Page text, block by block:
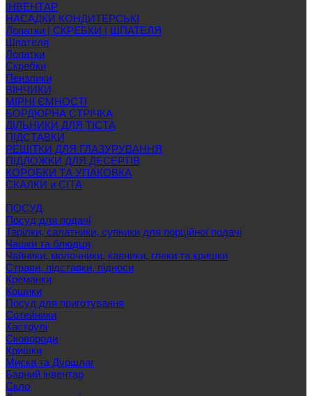
ІНВЕНТАР
НАСАДКИ КОНДИТЕРСЬКІ
Лопатки | СКРЕБКИ | ШПАТЕЛЯ
Шпателя
Лопатки
Скребки
Пензлики
ВІНЧИКИ
МІРНІ ЄМНОСТІ
БОРДЮРНА СТРІЧКА
ДІЛЬНИКИ ДЛЯ ТІСТА
ПІДСТАВКИ
РЕШІТКИ ДЛЯ ГЛАЗУРУВАННЯ
ПІДЛОЖКИ ДЛЯ ДЕСЕРТІВ
КОРОБКИ ТА УПАКОВКА
СКАЛКИ и СІТА
ПОСУД
Посуд для подачі
Тарілки, салатники, супники для порційної подачі
Чашки та блюдця
Чайники, молочники, кавники, глеки та кришки
Страви, підставки, підноси
Креманки
Кошики
Посуд для приготування
Сотейники
Каструлі
Сковороди
Кришки
Миска та Дуршлаг
Барний інвентар
Скло